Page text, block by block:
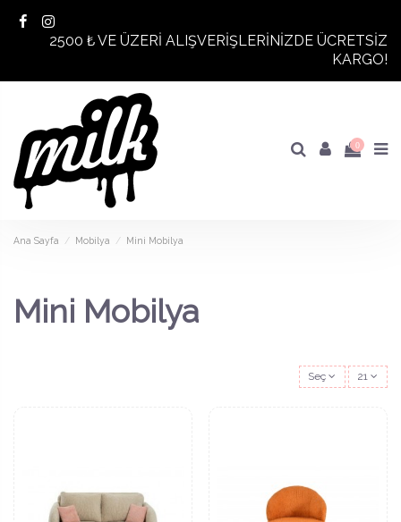
2500 ₺ VE ÜZERİ ALIŞVERİŞLERİNİZDE ÜCRETSİZ
KARGO!
0
Ana Sayfa Mobilya Mini Mobilya
Mini Mobilya
Seç 21